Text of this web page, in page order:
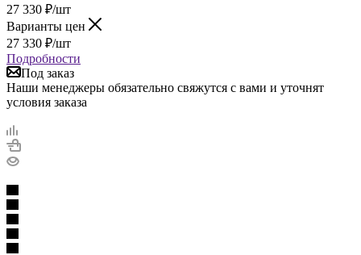
27 330 ₽/шт
Варианты цен
27 330 ₽/шт
Подробности
Под заказ
Наши менеджеры обязательно свяжутся с вами и уточнят
условия заказа